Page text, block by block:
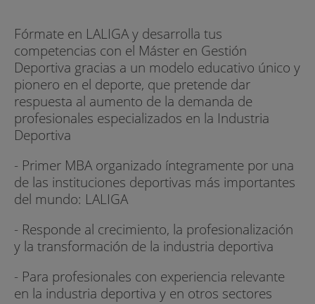
Fórmate en LALIGA y desarrolla tus
competencias con el Máster en Gestión
Deportiva gracias a un modelo educativo único y
pionero en el deporte, que pretende dar
respuesta al aumento de la demanda de
profesionales especializados en la Industria
Deportiva
- Primer MBA organizado íntegramente por una
de las instituciones deportivas más importantes
del mundo: LALIGA
- Responde al crecimiento, la profesionalización
y la transformación de la industria deportiva
- Para profesionales con experiencia relevante
en la industria deportiva y en otros sectores